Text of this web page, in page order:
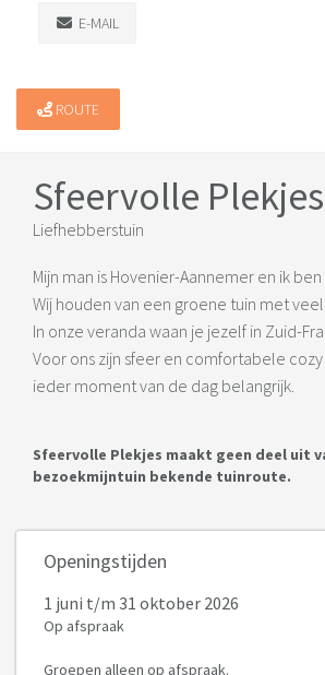
E-MAIL
ROUTE
Sfeervolle Plekjes
Liefhebberstuin
Mijn man is Hovenier-Aannemer en ik
Wij houden van een groene tuin met
In onze veranda waan je jezelf in Zuid-
Voor ons zijn sfeer en comfortabele
ieder moment van de dag belangrijk.
Sfeervolle Plekjes maakt geen deel uit
bezoekmijntuin bekende tuinroute.
Openingstijden
1 juni t/m 31 oktober 2026
Op afspraak
Groepen alleen op afspraak.